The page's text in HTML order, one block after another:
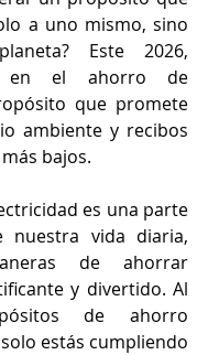
a uno mismo, sino
Este 2026,
en el ahorro de
que promete
ambiente y recibos
bajos.
es una parte
nuestra vida diaria,
de ahorrar
y divertido. Al
de ahorro
estás cumpliendo